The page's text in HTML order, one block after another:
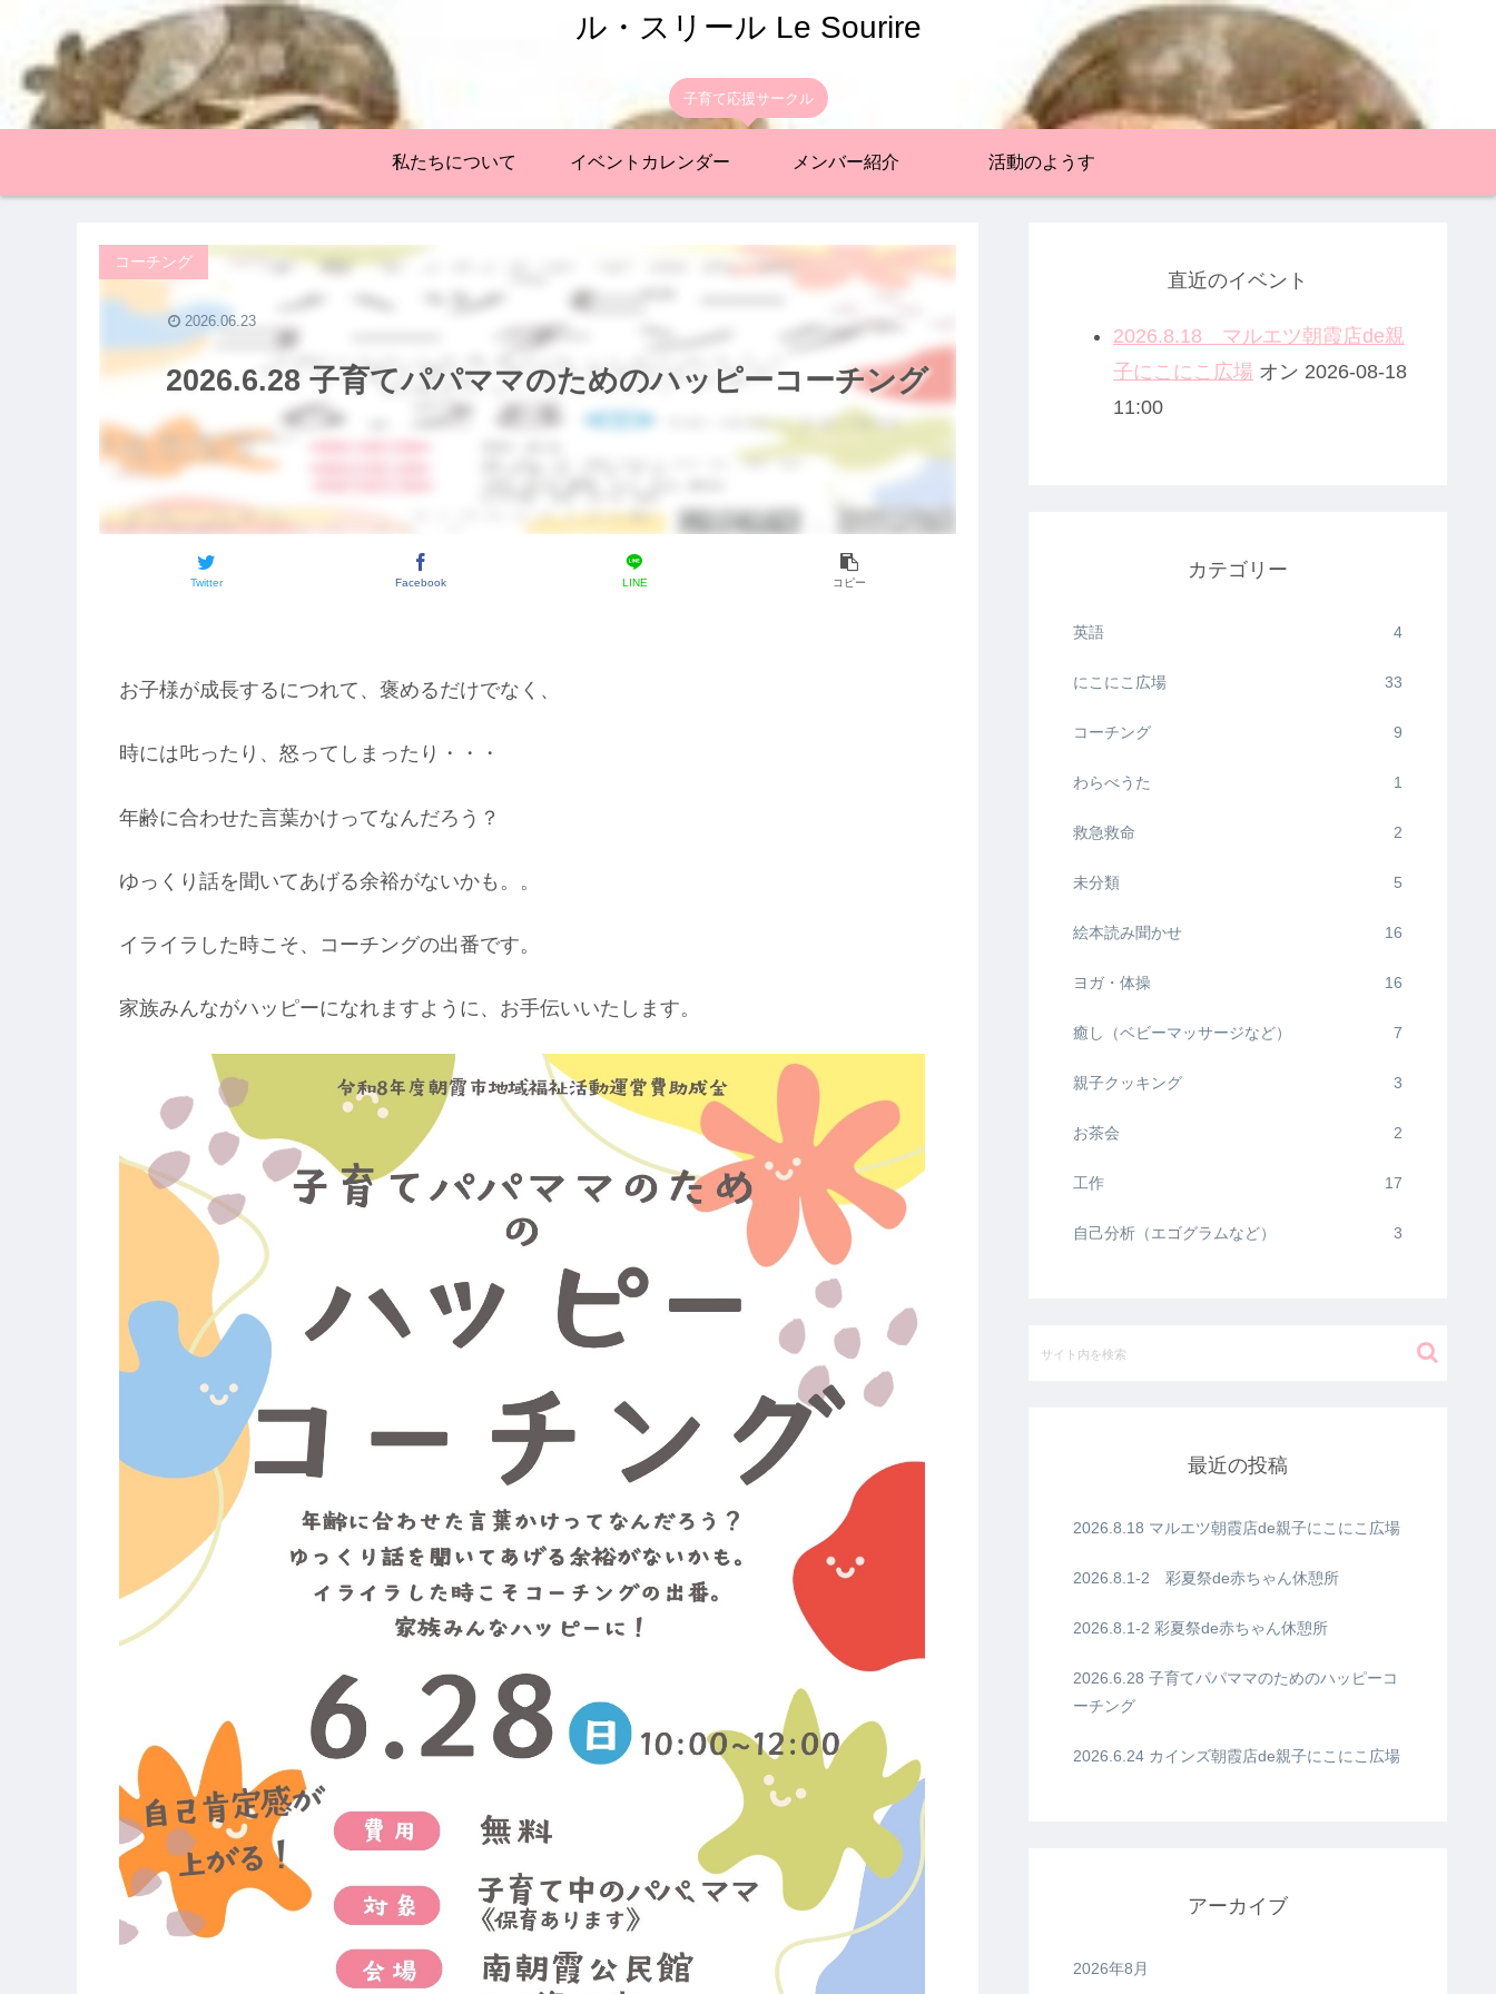
ル・スリール Le Sourire
子育て応援サークル
私たちについて イベントカレンダー メンバー紹介 活動のようす
2026.6.28 子育てパパママのためのハッピーコーチング
コーチング
Twitter Facebook LINE コピー
2026.06.23
お子様が成長するにつれて、褒めるだけでなく、
時には𠮟ったり、怒ってしまったり・・・
年齢に合わせた言葉かけってなんだろう？
ゆっくり話を聞いてあげる余裕がないかも。。
イライラした時こそ、コーチングの出番です。
家族みんながハッピーになれますように、お手伝いいたします。
直近のイベント
2026.8.18 マルエツ朝霞店de親
子にこにこ広場 オン 2026-08-18
11:00
カテゴリー
英語 4
にこにこ広場 33
コーチング 9
わらべうた 1
救急救命 2
未分類 5
絵本読み聞かせ 16
ヨガ・体操 16
癒し（ベビーマッサージなど） 7
親子クッキング 3
お茶会 2
工作 17
自己分析（エゴグラムなど） 3
最近の投稿
2026.8.18 マルエツ朝霞店de親子にこにこ広場
2026.8.1-2 彩夏祭de赤ちゃん休憩所
2026.8.1-2 彩夏祭de赤ちゃん休憩所
2026.6.28 子育てパパママのためのハッピーコ
ーチング
2026.6.24 カインズ朝霞店de親子にこにこ広場
アーカイブ
2026年8月